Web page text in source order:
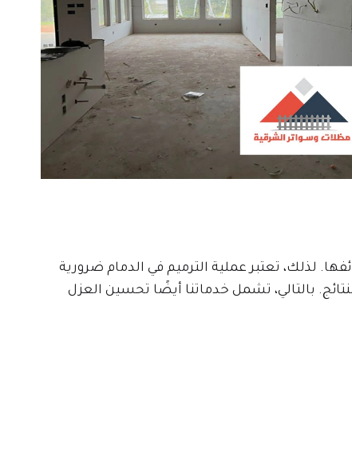
لذلك، تعتبر عملية الترميم في الدمام ضرورية
بالتالي، تشمل خدماتنا أيضًا تحسين العزل